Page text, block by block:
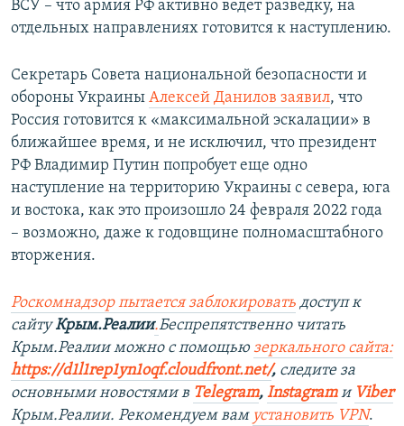
ВСУ – что армия РФ активно ведет разведку, на
отдельных направлениях готовится к наступлению.
Секретарь Совета национальной безопасности и
обороны Украины Алексей Данилов заявил, что
Россия готовится к «максимальной эскалации» в
ближайшее время, и не исключил, что президент
РФ Владимир Путин попробует еще одно
наступление на территорию Украины с севера, юга
и востока, как это произошло 24 февраля 2022 года
– возможно, даже к годовщине полномасштабного
вторжения.
Роскомнадзор пытается заблокировать доступ к
сайтуКрым.Реалии.Беспрепятственно читать
Крым.Реалии можно с помощью зеркального сайта:
https://d1l1rep1yn1oqf.cloudfront.net/, следите за
основными новостями в Telegram, Instagramи Viber
Крым.Реалии. Рекомендуем вам установить VPN.